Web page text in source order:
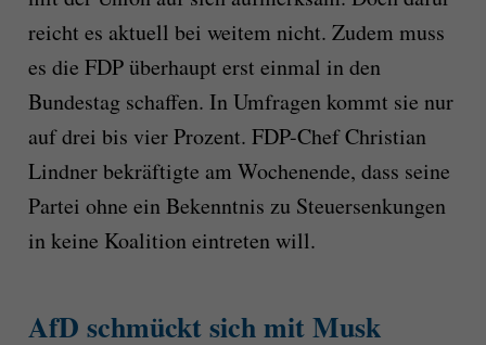
reicht es aktuell bei weitem nicht. Zudem muss
es die FDP überhaupt erst einmal in den
Bundestag schaffen. In Umfragen kommt sie nur
auf drei bis vier Prozent. FDP-Chef Christian
Lindner bekräftigte am Wochenende, dass seine
Partei ohne ein Bekenntnis zu Steuersenkungen
in keine Koalition eintreten will.
AfD schmückt sich mit Musk